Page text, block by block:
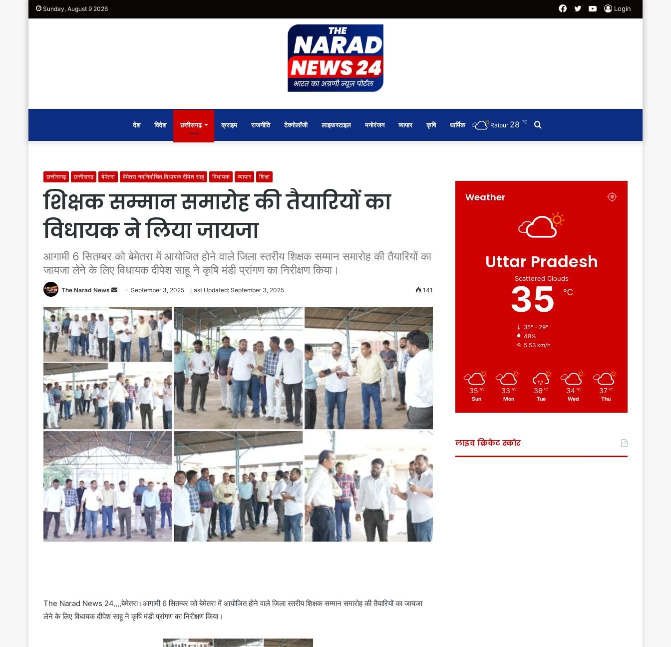
Sunday, August 9 2026 Login
YouTube
Twitter
Facebook
देश विदेश छत्तीसगढ़ क्राइम राजनीति टेक्नोलॉजी लाइफस्टाइल मनोरंजन व्यापार कृषि धार्मिक Raipur 28 ℃
छत्तीसगढ़ छत्तीसगढ़ बेमेतरा बेमेतरा नवनिर्वाचित विधायक दीपेश साहू विधायक व्यापार शिक्षा
शिक्षक सम्मान समारोह की तैयारियों का
विधायक ने लिया जायजा
आगामी 6 सितम्बर को बेमेतरा में आयोजित होने वाले जिला स्तरीय शिक्षक सम्मान समारोह की तैयारियों का
जायजा लेने के लिए विधायक दीपेश साहू ने कृषि मंडी प्रांगण का निरीक्षण किया।
The Narad News
Send
email
September 3, 2025 Last Updated: September 3, 2025 141
The Narad News 24,,,,बेमेतरा।आगामी 6 सितम्बर को बेमेतरा में आयोजित होने वाले जिला स्तरीय शिक्षक सम्मान समारोह की तैयारियों का जायजा
लेने के लिए विधायक दीपेश साहू ने कृषि मंडी प्रांगण का निरीक्षण किया।
Weather
Uttar Pradesh
Scattered Clouds
35 ℃
35º - 29º
48%
5.53 km/h
35 ℃
Sun
33 ℃
Mon
36 ℃
Tue
34 ℃
Wed
37 ℃
Thu
लाइव क्रिकेट स्कोर